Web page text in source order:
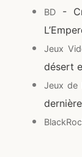
BD
-
Jeux
désert
Jeux de